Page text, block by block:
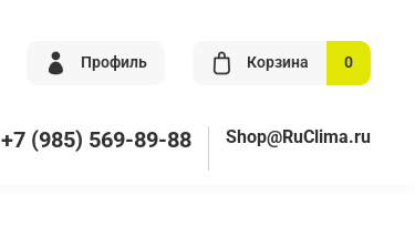
Профиль Корзина 0
+7 (985) 569-89-88 Shop@RuClima.ru